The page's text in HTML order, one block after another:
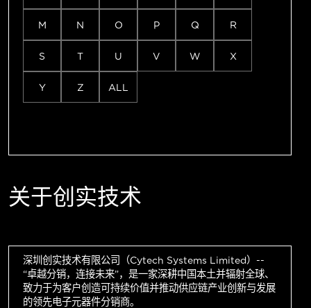
M N O P Q R
S T U V W X
Y Z ALL
关于创实技术
深圳创实技术有限公司（Cytech Systems Limited）--
“卓越分销，连接未来”，是一家深耕中国本土并辐射全球、
致力于为客户创造可持续价值并推动供应链产业创新与发展
的领先电子元器件分销商。